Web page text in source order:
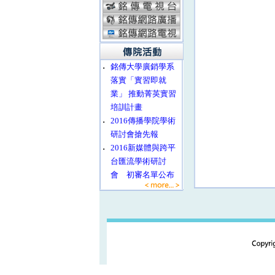
‧
銘傳大學廣銷學系
落實「實習即就
業」 推動菁英實習
培訓計畫
‧
2016傳播學院學術
研討會搶先報
‧
2016新媒體與跨平
台匯流學術研討
會 初審名單公布